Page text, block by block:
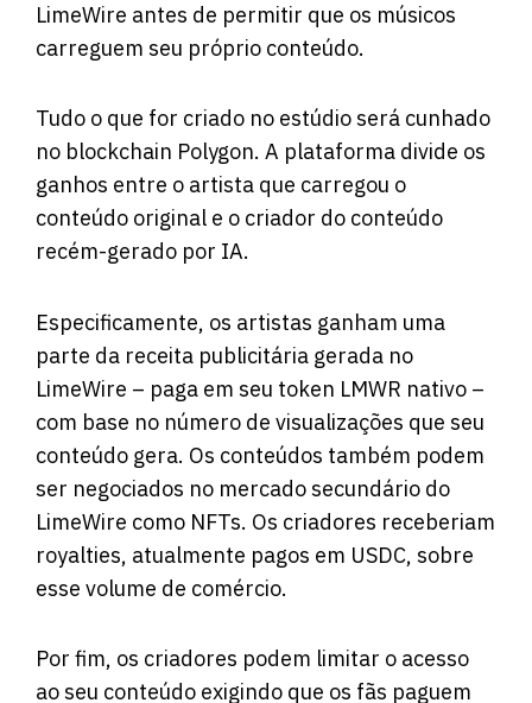
LimeWire antes de permitir que os músicos
carreguem seu próprio conteúdo.
Tudo o que for criado no estúdio será cunhado
no blockchain Polygon. A plataforma divide os
ganhos entre o artista que carregou o
conteúdo original e o criador do conteúdo
recém-gerado por IA.
Especificamente, os artistas ganham uma
parte da receita publicitária gerada no
LimeWire – paga em seu token LMWR nativo –
com base no número de visualizações que seu
conteúdo gera. Os conteúdos também podem
ser negociados no mercado secundário do
LimeWire como NFTs. Os criadores receberiam
royalties, atualmente pagos em USDC, sobre
esse volume de comércio.
Por fim, os criadores podem limitar o acesso
ao seu conteúdo exigindo que os fãs paguem